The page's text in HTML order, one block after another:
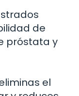
de
próstata y
el